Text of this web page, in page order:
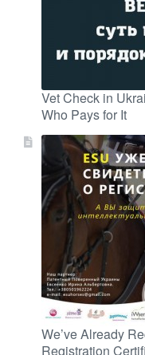
Vet Check in
Who Pays for It
We’ve Already
Registration